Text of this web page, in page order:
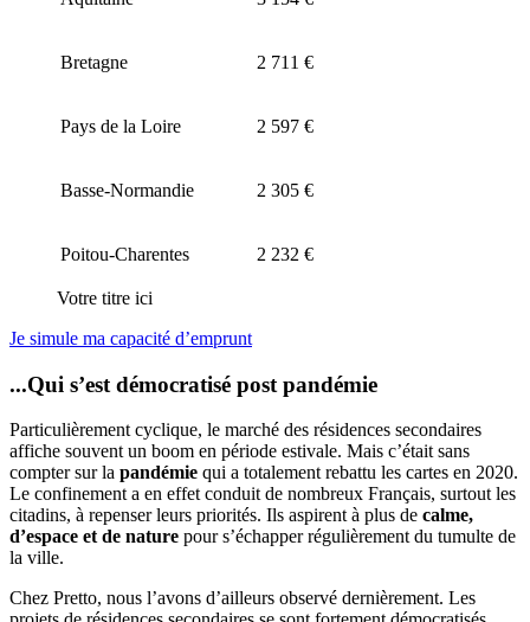
Bretagne 2 711 €
Pays de la Loire 2 597 €
Basse-Normandie 2 305 €
Poitou-Charentes 2 232 €
Votre titre ici
Je simule ma capacité d’emprunt
...Qui s’est démocratisé post pandémie
Particulièrement cyclique, le marché des résidences secondaires
affiche souvent un boom en période estivale. Mais c’était sans
compter sur la pandémie qui a totalement rebattu les cartes en 2020.
Le confinement a en effet conduit de nombreux Français, surtout les
citadins, à repenser leurs priorités. Ils aspirent à plus de calme,
d’espace et de nature pour s’échapper régulièrement du tumulte de
la ville.
Chez Pretto, nous l’avons d’ailleurs observé dernièrement. Les